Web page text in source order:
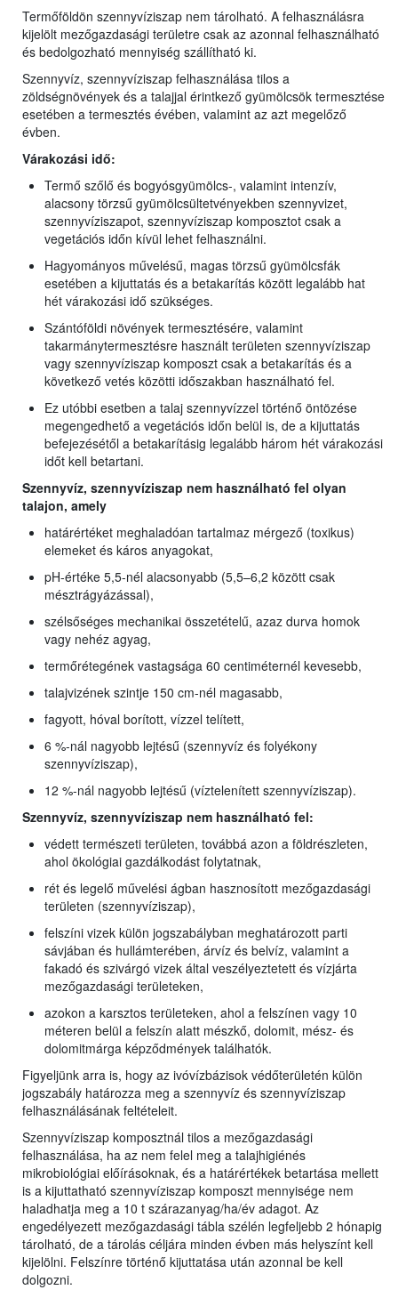
Termőföldön szennyvíziszap nem tárolható. A felhasználásra
kijelölt mezőgazdasági területre csak az azonnal felhasználható
és bedolgozható mennyiség szállítható ki.
Szennyvíz, szennyvíziszap felhasználása tilos a
zöldségnövények és a talajjal érintkező gyümölcsök termesztése
esetében a termesztés évében, valamint az azt megelőző
évben.
Várakozási idő:
Termő szőlő és bogyósgyümölcs-, valamint intenzív,
alacsony törzsű gyümölcsültetvényekben szennyvizet,
szennyvíziszapot, szennyvíziszap komposztot csak a
vegetációs időn kívül lehet felhasználni.
Hagyományos művelésű, magas törzsű gyümölcsfák
esetében a kijuttatás és a betakarítás között legalább hat
hét várakozási idő szükséges.
Szántóföldi növények termesztésére, valamint
takarmánytermesztésre használt területen szennyvíziszap
vagy szennyvíziszap komposzt csak a betakarítás és a
következő vetés közötti időszakban használható fel.
Ez utóbbi esetben a talaj szennyvízzel történő öntözése
megengedhető a vegetációs időn belül is, de a kijuttatás
befejezésétől a betakarításig legalább három hét várakozási
időt kell betartani.
Szennyvíz, szennyvíziszap nem használható fel olyan
talajon, amely
határértéket meghaladóan tartalmaz mérgező (toxikus)
elemeket és káros anyagokat,
pH-értéke 5,5-nél alacsonyabb (5,5–6,2 között csak
mésztrágyázással),
szélsőséges mechanikai összetételű, azaz durva homok
vagy nehéz agyag,
termőrétegének vastagsága 60 centiméternél kevesebb,
talajvizének szintje 150 cm-nél magasabb,
fagyott, hóval borított, vízzel telített,
6 %-nál nagyobb lejtésű (szennyvíz és folyékony
szennyvíziszap),
12 %-nál nagyobb lejtésű (víztelenített szennyvíziszap).
Szennyvíz, szennyvíziszap nem használható fel:
védett természeti területen, továbbá azon a földrészleten,
ahol ökológiai gazdálkodást folytatnak,
rét és legelő művelési ágban hasznosított mezőgazdasági
területen (szennyvíziszap),
felszíni vizek külön jogszabályban meghatározott parti
sávjában és hullámterében, árvíz és belvíz, valamint a
fakadó és szivárgó vizek által veszélyeztetett és vízjárta
mezőgazdasági területeken,
azokon a karsztos területeken, ahol a felszínen vagy 10
méteren belül a felszín alatt mészkő, dolomit, mész- és
dolomitmárga képződmények találhatók.
Figyeljünk arra is, hogy az ivóvízbázisok védőterületén külön
jogszabály határozza meg a szennyvíz és szennyvíziszap
felhasználásának feltételeit.
Szennyvíziszap komposztnál tilos a mezőgazdasági
felhasználása, ha az nem felel meg a talajhigiénés
mikrobiológiai előírásoknak, és a határértékek betartása mellett
is a kijuttatható szennyvíziszap komposzt mennyisége nem
haladhatja meg a 10 t szárazanyag/ha/év adagot. Az
engedélyezett mezőgazdasági tábla szélén legfeljebb 2 hónapig
tárolható, de a tárolás céljára minden évben más helyszínt kell
kijelölni. Felszínre történő kijuttatása után azonnal be kell
dolgozni.